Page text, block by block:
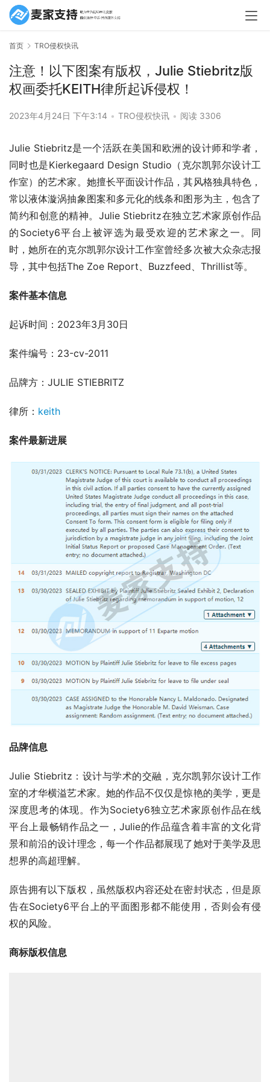
首页 TRO侵权快讯
注意！以下图案有版权，Julie Stiebritz版
权画委托KEITH律所起诉侵权！
2023年4月24日 下午3:14 • TRO侵权快讯 • 阅读 3306
Julie Stiebritz是一个活跃在美国和欧洲的设计师和学者，
同时也是Kierkegaard Design Studio（克尔凯郭尔设计工
作室）的艺术家。她擅长平面设计作品，其风格独具特色，
常以液体漩涡抽象图案和多元化的线条和图形为主，包含了
简约和创意的精神。Julie Stiebritz在独立艺术家原创作品
的Society6平台上被评选为最受欢迎的艺术家之一。同
时，她所在的克尔凯郭尔设计工作室曾经多次被大众杂志报
导，其中包括The Zoe Report、Buzzfeed、Thrillist等。
案件基本信息
起诉时间：2023年3月30日
案件编号：23-cv-2011
品牌方：JULIE STIEBRITZ
律所： keith
案件最新进展
品牌信息
Julie Stiebritz：设计与学术的交融，克尔凯郭尔设计工作
室的才华横溢艺术家。她的作品不仅仅是惊艳的美学，更是
深度思考的体现。作为Society6独立艺术家原创作品在线
平台上最畅销作品之一，Julie的作品蕴含着丰富的文化背
景和前沿的设计理念，每一个作品都展现了她对于美学及思
想界的高超理解。
原告拥有以下版权，虽然版权内容还处在密封状态，但是原
告在Society6平台上的平面图形都不能使用，否则会有侵
权的风险。
商标版权信息